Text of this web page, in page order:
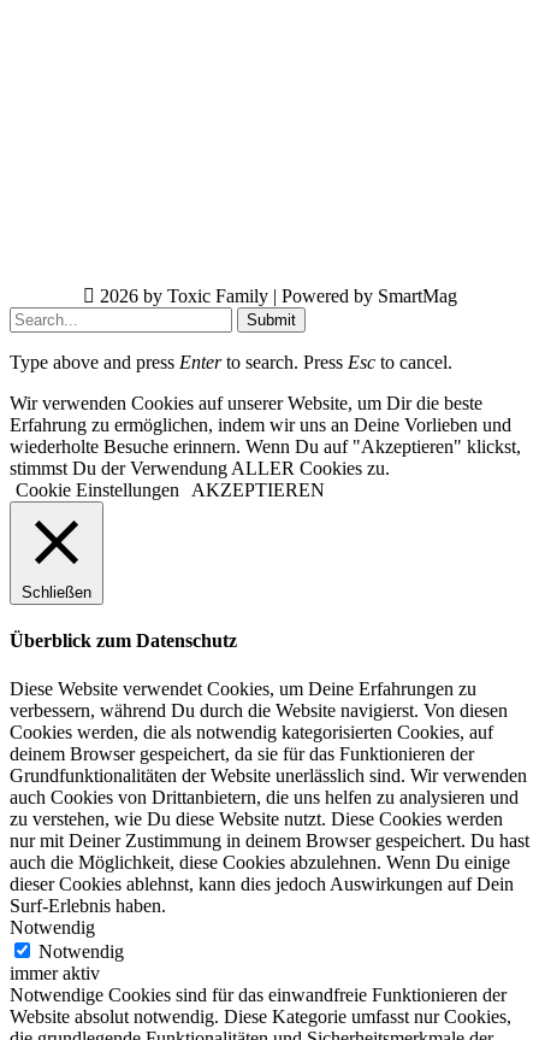
2026 by Toxic Family | Powered by SmartMag
Submit
Type above and press Enterto search. Press Esc to cancel.
Wir verwenden Cookies auf unserer Website, um Dir die beste
Erfahrung zu ermöglichen, indem wir uns an Deine Vorlieben und
wiederholte Besuche erinnern. Wenn Du auf "Akzeptieren" klickst,
stimmst Du der Verwendung ALLER Cookies zu.
Cookie Einstellungen
AKZEPTIEREN
Schließen
Überblick zum Datenschutz
Diese Website verwendet Cookies, um Deine Erfahrungen zu
verbessern, während Du durch die Website navigierst. Von diesen
Cookies werden, die als notwendig kategorisierten Cookies, auf
deinem Browser gespeichert, da sie für das Funktionieren der
Grundfunktionalitäten der Website unerlässlich sind. Wir verwenden
auch Cookies von Drittanbietern, die uns helfen zu analysieren und
zu verstehen, wie Du diese Website nutzt. Diese Cookies werden
nur mit Deiner Zustimmung in deinem Browser gespeichert. Du hast
auch die Möglichkeit, diese Cookies abzulehnen. Wenn Du einige
dieser Cookies ablehnst, kann dies jedoch Auswirkungen auf Dein
Surf-Erlebnis haben.
Notwendig
Notwendig
immer aktiv
Notwendige Cookies sind für das einwandfreie Funktionieren der
Website absolut notwendig. Diese Kategorie umfasst nur Cookies,